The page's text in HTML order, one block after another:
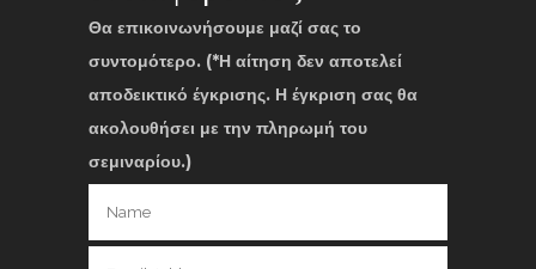
Θα επικοινωνήσουμε μαζί σας το
συντομότερο. (*Η αίτηση δεν αποτελεί
αποδεικτικό έγκρισης. Η έγκριση σας θα
ακολουθήσει με την πληρωμή του
σεμιναρίου.)